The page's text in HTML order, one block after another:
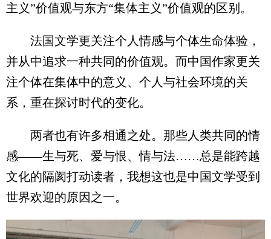
主义”价值观与东方“集体主义”价值观的区别。
法国文学更关注个人情感与个体生命体验，
并从中追求一种共同的价值观。而中国作家更关
注个体在集体中的意义、个人与社会环境的关
系，重在探讨时代的变化。
两者也有许多相通之处。那些人类共同的情
感——生与死、爱与恨、情与法……总是能跨越
文化的隔阂打动读者，我想这也是中国文学受到
世界欢迎的原因之一。